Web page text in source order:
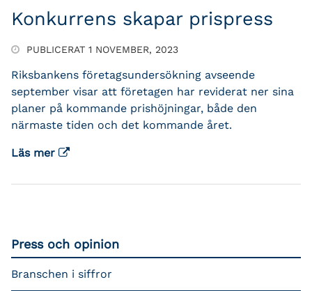
Konkurrens skapar prispress
PUBLICERAT 1 NOVEMBER, 2023
Riksbankens företagsundersökning avseende
september visar att företagen har reviderat ner sina
planer på kommande prishöjningar, både den
närmaste tiden och det kommande året.
Läs mer
Press och opinion
Branschen i siffror